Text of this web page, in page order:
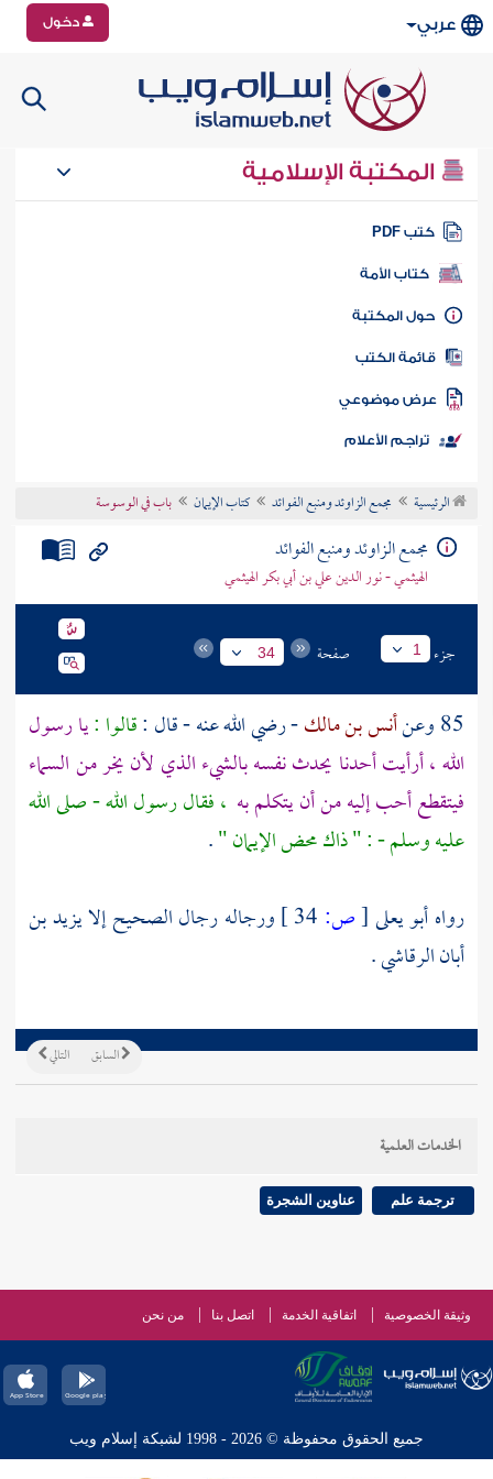
عربي دخول
المكتبة الإسلامية
كتب PDF
كتاب الأمة
المكتبة
الكتب
موضوعي
تراجم الأعلام
الرئيسية مجمع الزاوئد ومنبع الفوائد كتاب الإيمان باب في الوسوسة
مجمع الزاوئد ومنبع الفوائد
الهيثمي - نور الدين علي بن أبي بكر الهيثمي
جزء 1 صفحة 34
85 وعن أنس بن مالك- رضي الله عنه - قال :قالوا :يا رسول
الله ، أرأيت أحدنا يحدث نفسه بالشيء الذي لأن يخر من السماء
فيتقطع أحب إليه من أن يتكلم به ، فقال رسول الله - صلى الله
عليه وسلم - : " ذاك محض الإيمان ".
رواهأبو يعلى[ص: ورجاله رجال الصحيح إلايزيد بن
أبان الرقاشي.
التالي السابق
الخدمات العلمية
ترجمة علم عناوين الشجرة
وثيقة الخصوصية اتفاقية الخدمة اتصل بنا من نحن
جميع الحقوق محفوظة © 2026 - 1998 لشبكة إسلام ويب